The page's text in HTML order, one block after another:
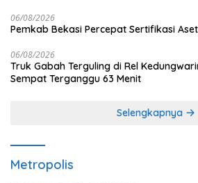
06/08/2026
Pemkab Bekasi Percepat Sertifikasi
06/08/2026
Truk Gabah Terguling di Rel
Sempat Terganggu 63 Menit
Selengkapnya
Metropolis